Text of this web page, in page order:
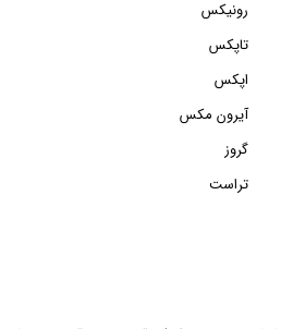
رونیکس
تاپکس
اپکس
آیرون مکس
گروز
تراست